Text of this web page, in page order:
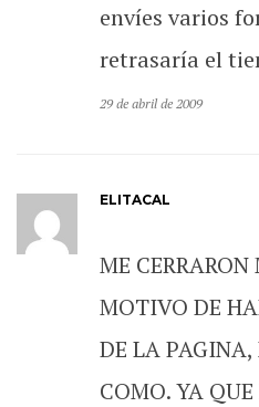
envíes varios
retrasaría el
29 de abril de 2009
ELITACAL
ME
MOTIVO DE
DE LA
COMO. YA